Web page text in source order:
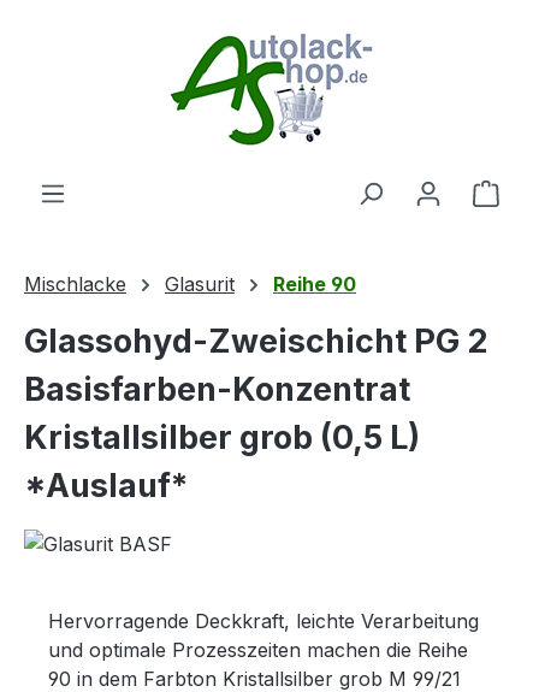
Mischlacke Glasurit Reihe 90
Glassohyd-Zweischicht PG 2
Basisfarben-Konzentrat
Kristallsilber grob (0,5 L)
*Auslauf*
Hervorragende Deckkraft, leichte Verarbeitung
und optimale Prozesszeiten machen die Reihe
90 in dem Farbton Kristallsilber grob M 99/21